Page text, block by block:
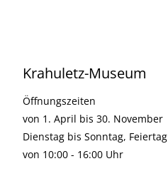
Krahuletz-Museum
Öffnungszeiten
von 1. April bis 30. November
Dienstag bis Sonntag, Feiertag
von 10:00 - 16:00 Uhr